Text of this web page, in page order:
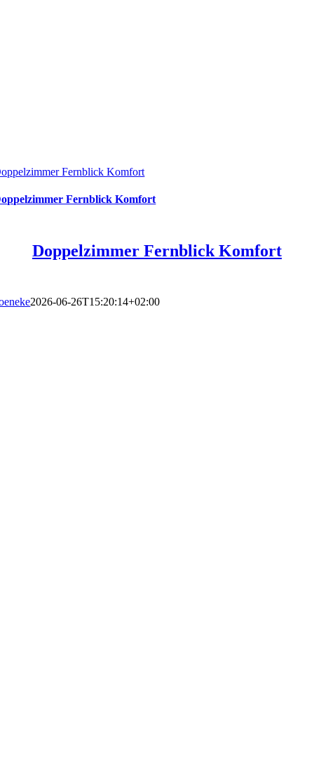
Fernblick Komfort
Fernblick Komfort
Doppelzimmer Fernblick Komfort
2026-06-26T15:20:14+02:00